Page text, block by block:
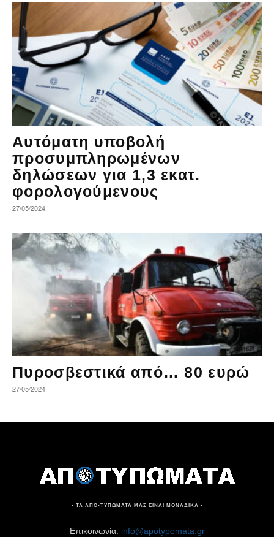
Αυτόματη υποβολή
προσυμπληρωμένων
δηλώσεων για 1,3 εκατ.
φορολογούμενους
27/05/2024
Πυροσβεστικά από… 80 ευρώ
27/05/2024
- ΤΑ ΑΠΟ-ΤΥΠΩΜΑΤΑ ΜΑΣ ΕΙΝΑΙ ΜΟΝΑΔΙΚΑ -
Επικοινωνία: info@apotypomata.gr